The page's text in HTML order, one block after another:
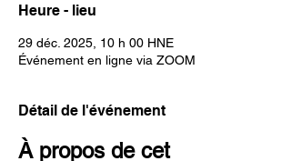
Heure - lieu
29 déc. 2025, 10 h 00 HNE
Événement en ligne via ZOOM
Détail de l'événement
À propos de cet